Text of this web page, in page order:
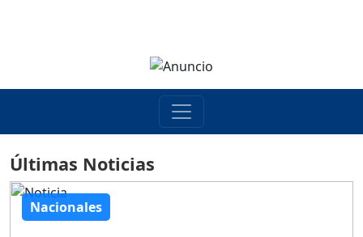
Últimas Noticias
Nacionales